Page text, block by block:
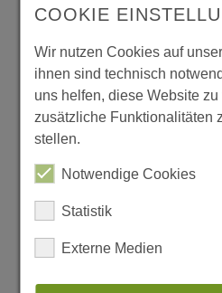
hält. Mein Favorit ist
seinen herrlichen
Phoebe, so schräg drauf,
ebenso schlicht wie
der Rachel ist Jennifer
Serie macht glücklich!
COOKIE
Wir nutzen Cookies auf
ihnen sind technisch
uns helfen, diese Website
zusätzliche Funktionalitäten
stellen.
Notwendige Cookies
Statistik
Externe Medien